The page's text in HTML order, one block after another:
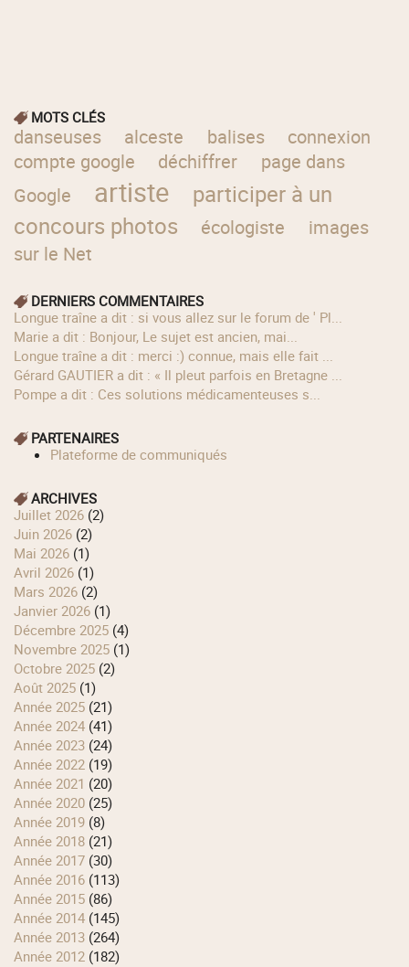
MOTS CLÉS
danseuses alceste balises
connexion
compte google
déchiffrer
page dans
Google
artiste
participer à un
concours photos
écologiste
images
sur le Net
DERNIERS COMMENTAIRES
longue traîne a dit : si vous allez sur le forum de ' Pl...
Marie a dit : Bonjour, Le sujet est ancien, mai...
longue traîne a dit : merci :) connue, mais elle fait ...
Gérard GAUTIER a dit : « Il pleut parfois en Bretagne ...
Pompe a dit : Ces solutions médicamenteuses s...
PARTENAIRES
Plateforme de communiqués
ARCHIVES
juillet 2026 (2)
juin 2026 (2)
mai 2026 (1)
avril 2026 (1)
mars 2026 (2)
janvier 2026 (1)
décembre 2025 (4)
novembre 2025 (1)
octobre 2025 (2)
août 2025 (1)
année 2025 (21)
année 2024 (41)
année 2023 (24)
année 2022 (19)
année 2021 (20)
année 2020 (25)
année 2019 (8)
année 2018 (21)
année 2017 (30)
année 2016 (113)
année 2015 (86)
année 2014 (145)
année 2013 (264)
année 2012 (182)